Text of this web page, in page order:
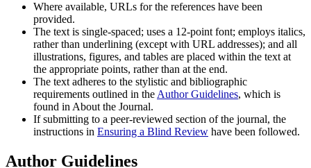
Where available, URLs for the references have been
provided.
The text is single-spaced; uses a 12-point font; employs italics,
rather than underlining (except with URL addresses); and all
illustrations, figures, and tables are placed within the text at
the appropriate points, rather than at the end.
The text adheres to the stylistic and bibliographic
requirements outlined in the Author Guidelines, which is
found in About the Journal.
If submitting to a peer-reviewed section of the journal, the
instructions in Ensuring a Blind Review have been followed.
Author Guidelines